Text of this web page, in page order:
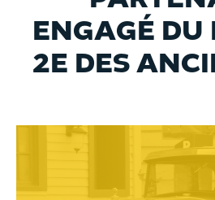
NOTRE SAVOIR-FAIRE
NOS ENGAGEMENTS
ENGAGÉ DU
2E DES